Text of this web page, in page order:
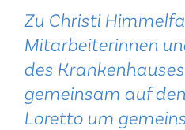
Zu Christi
Mitarbeiterinnen
des
gemeinsam auf
Loretto um